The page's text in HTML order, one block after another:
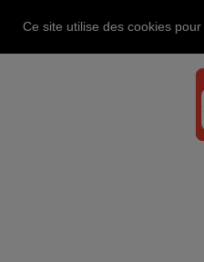
Ce site utilise des cookies